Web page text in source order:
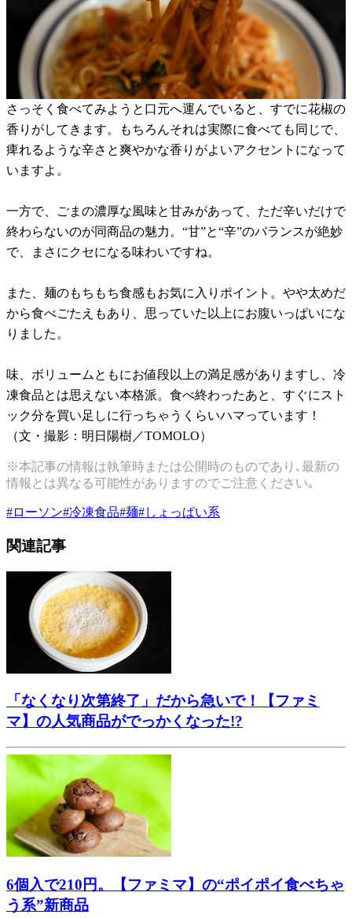
さっそく食べてみようと口元へ運んでいると、すでに花椒の
香りがしてきます。もちろんそれは実際に食べても同じで、
痺れるような辛さと爽やかな香りがよいアクセントになって
いますよ。
一方で、ごまの濃厚な風味と甘みがあって、ただ辛いだけで
終わらないのが同商品の魅力。“甘”と“辛”のバランスが絶妙
で、まさにクセになる味わいですね。
また、麺のもちもち食感もお気に入りポイント。やや太めだ
から食べごたえもあり、思っていた以上にお腹いっぱいにな
りました。
味、ボリュームともにお値段以上の満足感がありますし、冷
凍食品とは思えない本格派。食べ終わったあと、すぐにスト
ック分を買い足しに行っちゃうくらいハマっています！
（文・撮影：明日陽樹／TOMOLO）
※本記事の情報は執筆時または公開時のものであり､最新の
情報とは異なる可能性がありますのでご注意ください｡
#ローソン#冷凍食品#麺#しょっぱい系
関連記事
「なくなり次第終了」だから急いで！【ファミ
マ】の人気商品がでっかくなった!?
6個入で210円。【ファミマ】の“ポイポイ食べちゃ
う系”新商品